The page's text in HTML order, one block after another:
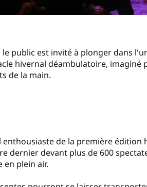
le public est invité à plonger dans
hivernal déambulatoire,
de la main.
enthousiaste de la première
dernier devant plus de 600
plein air.